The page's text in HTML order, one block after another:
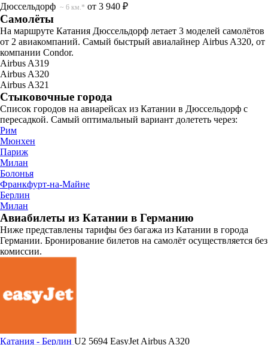
Дюссельдорф ~ 6 км.* от 3 940 ₽
Самолёты
На маршруте Катания Дюссельдорф летает 3 моделей самолётов
от 2 авиакомпаний. Самый быстрый авиалайнер Airbus A320, от
компании Condor.
Airbus A319
Airbus A320
Airbus A321
Стыковочные города
Список городов на авиарейсах из Катании в Дюссельдорф с
пересадкой. Самый оптимальный вариант долететь через:
Рим
Мюнхен
Париж
Милан
Болонья
Франкфурт-на-Майне
Берлин
Милан
Авиабилеты из Катании в Германию
Ниже представлены тарифы без багажа из Катании в города
Германии. Бронирование билетов на самолёт осуществляется без
комиссии.
Катания - Берлин U2 5694 EasyJet Airbus A320